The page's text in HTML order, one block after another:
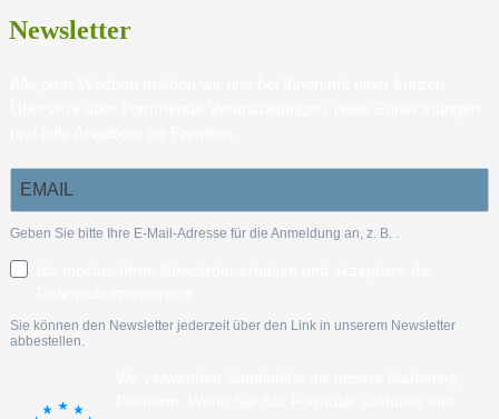
Newsletter
Geben Sie bitte Ihre E-Mail-Adresse für die Anmeldung an, z. B.
Sie können den Newsletter jederzeit über den Link in unserem Newsletter
abbestellen.